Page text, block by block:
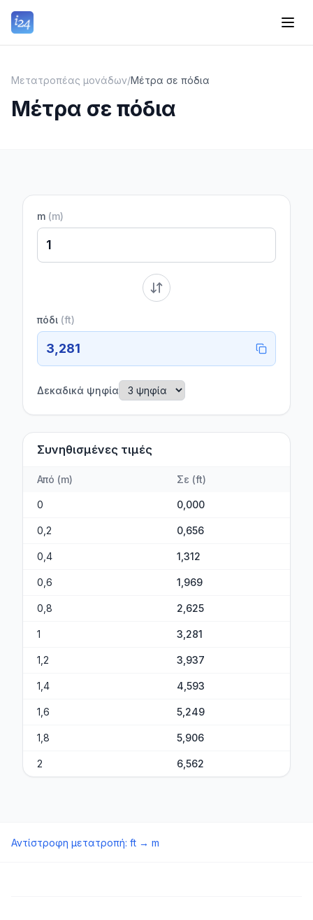
Μετατροπέας μονάδων/Μέτρα σε πόδια
Μέτρα σε πόδια
m (m)
πόδι (ft)
3,281
Δεκαδικά ψηφία
Συνηθισμένες τιμές
Από (m) Σε (ft)
0 0,000
0,2 0,656
0,4 1,312
0,6 1,969
0,8 2,625
1 3,281
1,2 3,937
1,4 4,593
1,6 5,249
1,8 5,906
2 6,562
Αντίστροφη μετατροπή: ft → m